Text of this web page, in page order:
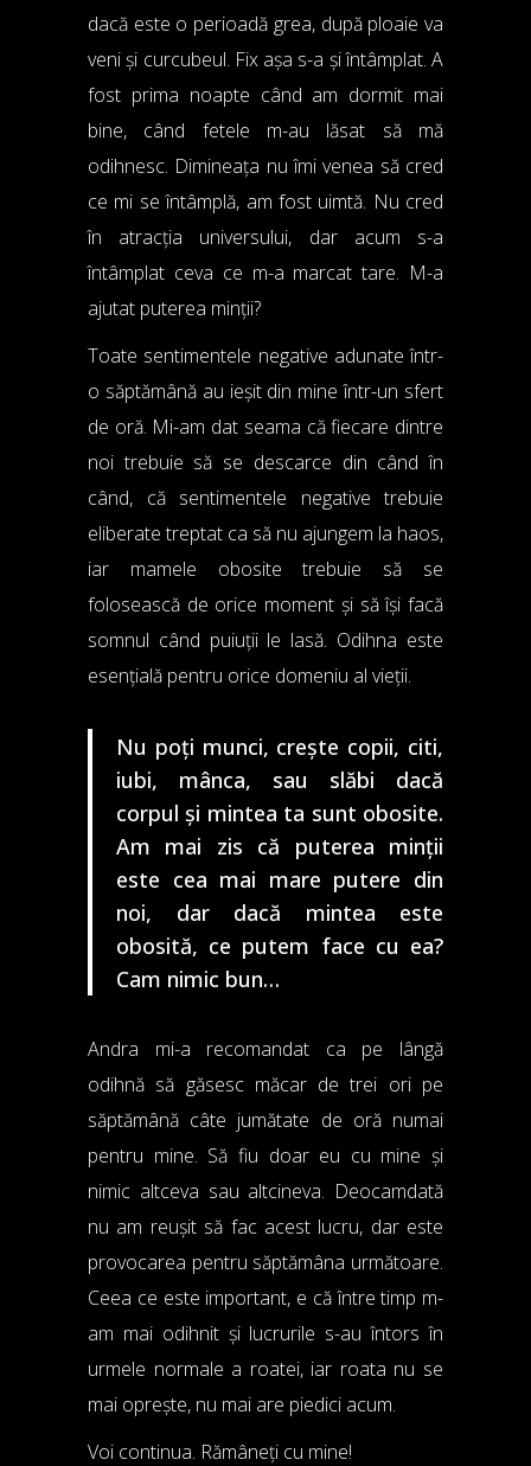
dacă este o perioadă grea, după ploaie va
veni și curcubeul. Fix așa s-a și întâmplat. A
fost prima noapte când am dormit mai
bine, când fetele m-au lăsat să mă
odihnesc. Dimineața nu îmi venea să cred
ce mi se întâmplă, am fost uimtă. Nu cred
în atracția universului, dar acum s-a
întâmplat ceva ce m-a marcat tare. M-a
ajutat puterea minții?
Toate sentimentele negative adunate într-
o săptămână au ieșit din mine într-un sfert
de oră. Mi-am dat seama că fiecare dintre
noi trebuie să se descarce din când în
când, că sentimentele negative trebuie
eliberate treptat ca să nu ajungem la haos,
iar mamele obosite trebuie să se
folosească de orice moment și să își facă
somnul când puiuții le lasă. Odihna este
esențială pentru orice domeniu al vieții.
Nu poți munci, crește copii, citi,
iubi, mânca, sau slăbi dacă
corpul și mintea ta sunt obosite.
Am mai zis că puterea minții
este cea mai mare putere din
noi, dar dacă mintea este
obosită, ce putem face cu ea?
Cam nimic bun…
Andra mi-a recomandat ca pe lângă
odihnă să găsesc măcar de trei ori pe
săptămână câte jumătate de oră numai
pentru mine. Să fiu doar eu cu mine și
nimic altceva sau altcineva. Deocamdată
nu am reușit să fac acest lucru, dar este
provocarea pentru săptămâna următoare.
Ceea ce este important, e că între timp m-
am mai odihnit și lucrurile s-au întors în
urmele normale a roatei, iar roata nu se
mai oprește, nu mai are piedici acum.
Voi continua. Rămâneți cu mine!